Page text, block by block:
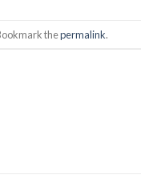
thepermalink.